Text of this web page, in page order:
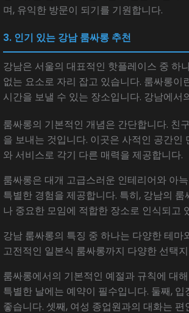
며, 유익한 방문이 되기를 기원합니다.
3. 인기 있는 강남 룸싸롱 추천
강남은 서울의 대표적인 핫플레이스 중 하
없는 요소로 자리 잡고 있습니다. 룸싸롱
시간을 보낼 수 있는 장소입니다. 강남에
룸싸롱의 기본적인 개념은 간단합니다. 친
을 보내는 것입니다. 이곳은 사적인 공간
와 서비스로 각기 다른 매력을 제공합니다.
룸싸롱은 대개 고급스러운 인테리어와 아
특별한 경험을 제공합니다. 특히, 강남의
나 중요한 모임에 적합한 장소로 인식되고
강남 룸싸롱의 특징 중 하나는 다양한 테
고전적인 일본식 룸싸롱까지 다양한 선택
룸싸롱에서의 기본적인 예절과 규칙에 대
특별한 날에는 예약이 필수입니다. 둘째,
좋습니다. 셋째, 여성 종업원과의 대화는